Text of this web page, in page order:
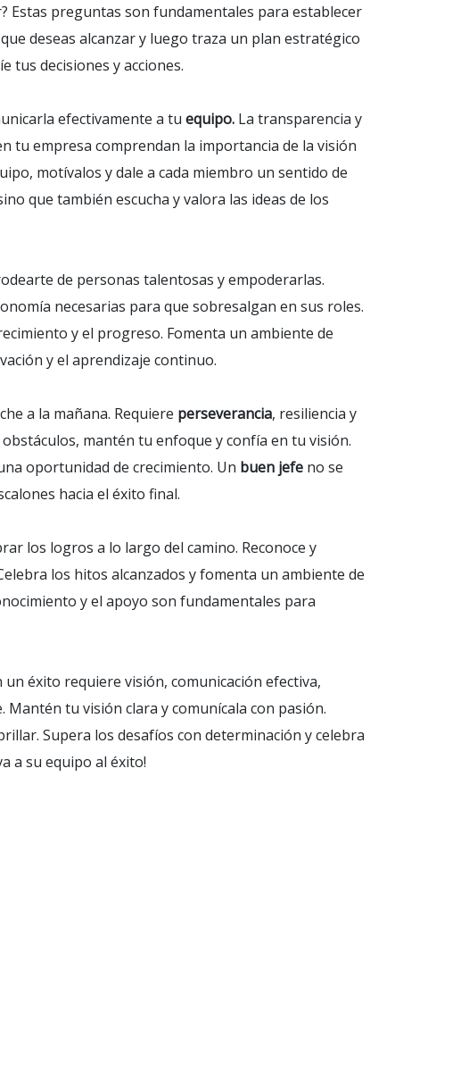
Estas preguntas son fundamentales para establecer
deseas alcanzar y luego traza un plan estratégico
tus decisiones y acciones.
efectivamente a tu equipo. La transparencia y
tu empresa comprendan la importancia de la visión
motívalos y dale a cada miembro un sentido de
que también escucha y valora las ideas de los
de personas talentosas y empoderarlas.
necesarias para que sobresalgan en sus roles.
y el progreso. Fomenta un ambiente de
y el aprendizaje continuo.
a la mañana. Requiere perseverancia, resiliencia y
mantén tu enfoque y confía en tu visión.
oportunidad de crecimiento. Un buen jefe no se
hacia el éxito final.
los logros a lo largo del camino. Reconoce y
los hitos alcanzados y fomenta un ambiente de
y el apoyo son fundamentales para
éxito requiere visión, comunicación efectiva,
tu visión clara y comunícala con pasión.
Supera los desafíos con determinación y celebra
a su equipo al éxito!